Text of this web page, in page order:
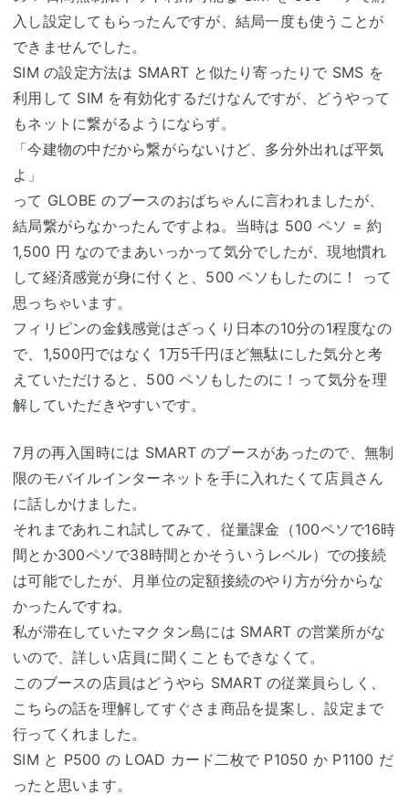
入し設定してもらったんですが、結局一度も使うことが
できませんでした。
SIM の設定方法は SMART と似たり寄ったりで SMS を
利用して SIM を有効化するだけなんですが、どうやって
もネットに繋がるようにならず。
「今建物の中だから繋がらないけど、多分外出れば平気
よ」
って GLOBE のブースのおばちゃんに言われましたが、
結局繋がらなかったんですよね。当時は 500 ペソ = 約
1,500 円 なのでまあいっかって気分でしたが、現地慣れ
して経済感覚が身に付くと、500 ペソもしたのに！ って
思っちゃいます。
フィリピンの金銭感覚はざっくり日本の10分の1程度なの
で、1,500円ではなく 1万5千円ほど無駄にした気分と考
えていただけると、500 ペソもしたのに！って気分を理
解していただきやすいです。
7月の再入国時には SMART のブースがあったので、無制
限のモバイルインターネットを手に入れたくて店員さん
に話しかけました。
それまであれこれ試してみて、従量課金（100ペソで16時
間とか300ペソで38時間とかそういうレベル）での接続
は可能でしたが、月単位の定額接続のやり方が分からな
かったんですね。
私が滞在していたマクタン島には SMART の営業所がな
いので、詳しい店員に聞くこともできなくて。
このブースの店員はどうやら SMART の従業員らしく、
こちらの話を理解してすぐさま商品を提案し、設定まで
行ってくれました。
SIM と P500 の LOAD カード二枚で P1050 か P1100 だ
ったと思います。